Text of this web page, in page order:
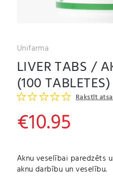
Unifarma
LIVER TABS /
(100 TABLETES)
Rakstīt
€10.95
Aknu veselībai paredzēts
aknu darbību un veselību.